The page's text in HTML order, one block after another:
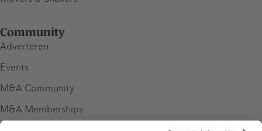
Community
Adverteren
Events
M&A Community
M&A Memberships